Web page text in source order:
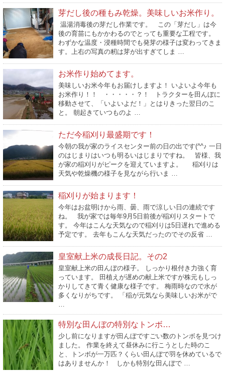
芽だし後の種もみ乾燥。美味しいお米作り。
温湯消毒後の芽だし作業です。 この「芽だし」は今
後の育苗にもかかわるのでとっても重要な工程です。
わずかな温度・浸種時間でも発芽の様子は変わってきま
す。上右の写真の籾は芽が出すぎてしま …
お米作り始めてます。
美味しいお米今年もお届けしますよ！ いよいよ今年も
お米作り！！ ・・・・・？！ トラクターを田んぼに
移動させて、「いよいよだ！」とはりきった翌日のこ
と。 朝起きていつものよ …
ただ今稲刈り最盛期です！
今朝の我が家のライスセンター前の日の出です(^^♪ 一日
のはじまりはいつも明るいはじまりですね。 皆様、我
が家の稲刈りがピークを迎えていますよ。 稲刈りは
天気や乾燥機の様子を見ながら行いま …
稲刈りが始まります！
今年はお盆明けから雨、曇、雨で涼しい日の連続です
ね。 我が家では毎年9月5日前後が稲刈りスタートで
す。 今年はこんな天気なので稲刈りは5日遅れで進める
予定です。 去年もこんな天気だったのでその反省 …
皇室献上米の成長日記。その2
皇室献上米の田んぼの様子。 しっかり根付き力強く育
っています。 田植えが遅めの献上米ですが株元もしっ
かりしてきて青く健康な様子です。 梅雨時なので水が
多くなりがちです。 「稲が元気なら美味しいお米がで
特別な田んぼの特別なトンボ…
少し前になりますが田んぼですごい数のトンボを見つけ
ました。 作業を終えて昼休みに行こうとした時のこ
と、トンボが一万匹？くらい田んぼで羽を休めているで
はありませんか！ しかも特別な田んぼで …